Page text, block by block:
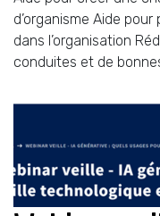
d’organisme Aide
dans l’organisation
conduites et de